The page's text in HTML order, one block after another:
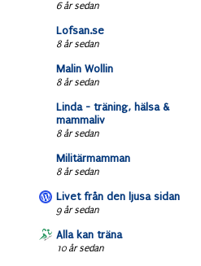
6 år sedan
Lofsan.se
8 år sedan
Malin Wollin
8 år sedan
Linda - träning, hälsa &
mammaliv
8 år sedan
Militärmamman
8 år sedan
Livet från den ljusa sidan
9 år sedan
Alla kan träna
10 år sedan